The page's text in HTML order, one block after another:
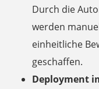
Durch die
werden
einheitliche
geschaffen.
Deployment